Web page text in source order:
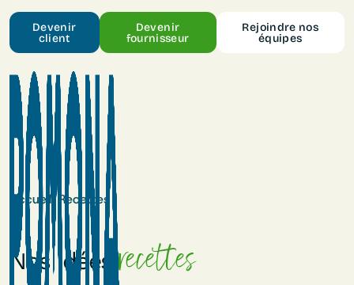
Devenir
client
Devenir
fournisseur
Rejoindre nos
équipes
Accueil / Recettes
Nos idéesrecettes